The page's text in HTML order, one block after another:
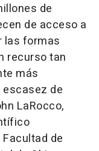
de
de acceso a
las formas
recurso tan
más
de
LaRocco,
de